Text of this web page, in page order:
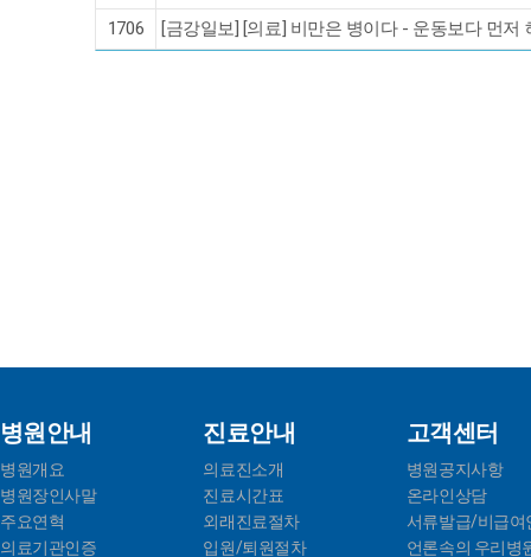
1706
[금강일보] [의료] 비만은 병이다 - 운동보다 먼
병원안내
병원개요
병원장인사말
주요연혁
의료기관인증
진료안내
의료진소개
진료시간표
외래진료절차
입원/퇴원절차
고객센터
병원공지사항
온라인상담
서류발급/비급여
언론속의 우리병